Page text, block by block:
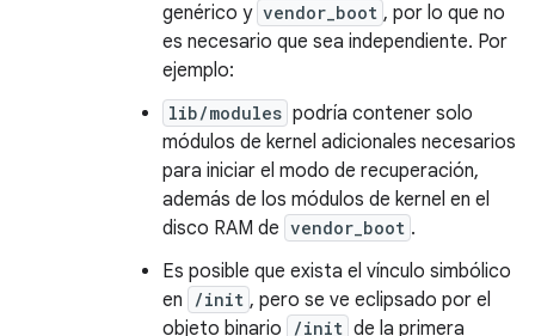
genérico y vendor_boot , por lo que no
es necesario que sea independiente. Por
ejemplo:
lib/modules podría contener solo
módulos de kernel adicionales necesarios
para iniciar el modo de recuperación,
además de los módulos de kernel en el
disco RAM de vendor_boot .
Es posible que exista el vínculo simbólico
en
/init , pero se ve eclipsado por el
objeto binario
/init de la primera